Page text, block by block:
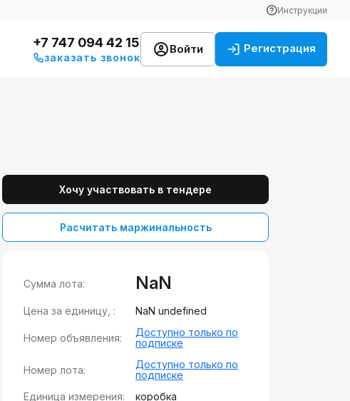
Инструкции
+7 747 094 42 15
заказать звонок
Войти Регистрация
Хочу участвовать в тендере
Расчитать маржинальность
Сумма лота: NaN
Цена за единицу, : NaN undefined
Номер объявления:
Доступно только по
подписке
Номер лота:
Доступно только по
подписке
Единица измерения:
коробка